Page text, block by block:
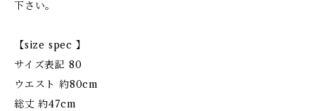
下さい。
【size spec 】
サイズ表記 80
ウエスト 約80cm
総丈 約47cm